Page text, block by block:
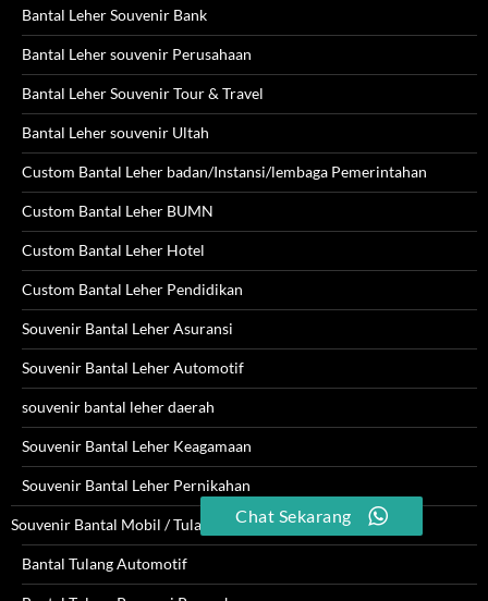
Bantal Leher Souvenir Bank
Bantal Leher souvenir Perusahaan
Bantal Leher Souvenir Tour & Travel
Bantal Leher souvenir Ultah
Custom Bantal Leher badan/Instansi/lembaga Pemerintahan
Custom Bantal Leher BUMN
Custom Bantal Leher Hotel
Custom Bantal Leher Pendidikan
Souvenir Bantal Leher Asuransi
Souvenir Bantal Leher Automotif
souvenir bantal leher daerah
Souvenir Bantal Leher Keagamaan
Souvenir Bantal Leher Pernikahan
Souvenir Bantal Mobil / Tulang
Bantal Tulang Automotif
Chat Sekarang